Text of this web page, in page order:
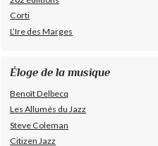
Corti
L’Ire des Marges
Éloge de la musique
Benoît Delbecq
Les Allumés du Jazz
Steve Coleman
Citizen Jazz